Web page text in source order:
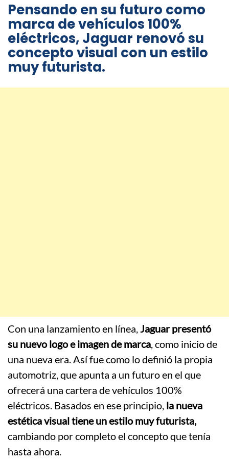
Pensando en su futuro como
marca de vehículos 100%
eléctricos, Jaguar renovó su
concepto visual con un estilo
muy futurista.
Con una lanzamiento en línea,Jaguar presentó
su nuevo logo e imagen de marca, como inicio de
una nueva era. Así fue como lo definió la propia
automotriz, que apunta a un futuro en el que
ofrecerá una cartera de vehículos 100%
eléctricos. Basados en ese principio, la nueva
estética visual tiene un estilo muy futurista,
cambiando por completo el concepto que tenía
hasta ahora.